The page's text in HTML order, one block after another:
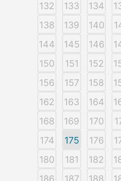
132
133 134
138
139 140
144
145 146
150
151 152
156
157 158
162
163 164
168
169 170
174
175 176
180
181 182
186
187 188